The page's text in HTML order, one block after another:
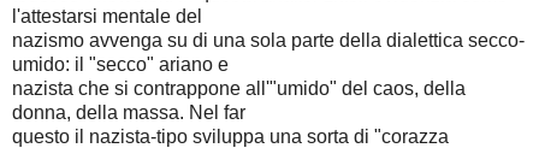
l'attestarsi mentale del
nazismo avvenga su di una sola parte della dialettica secco-
umido: il "secco" ariano e
nazista che si contrappone all'"umido" del caos, della
donna, della massa. Nel far
questo il nazista-tipo sviluppa una sorta di "corazza